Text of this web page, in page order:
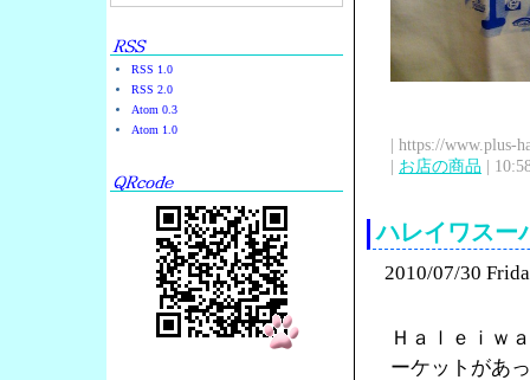
RSS 1.0
RSS 2.0
Atom 0.3
Atom 1.0
| https://www.plus-
| お店の商品 |
ハレイワスー
2010/07/30
Ｈａｌｅｉ
ーケットがあ